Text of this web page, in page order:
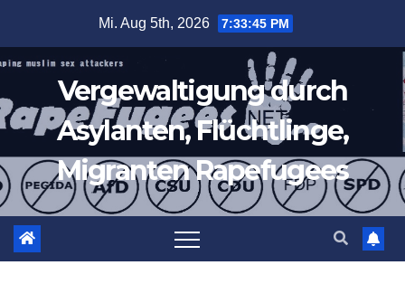
springen
Mi. Aug 5th, 2026 7:33:46 PM
Vergewaltigung durch
Asylanten, Flüchtlinge,
Migranten Rapefugees